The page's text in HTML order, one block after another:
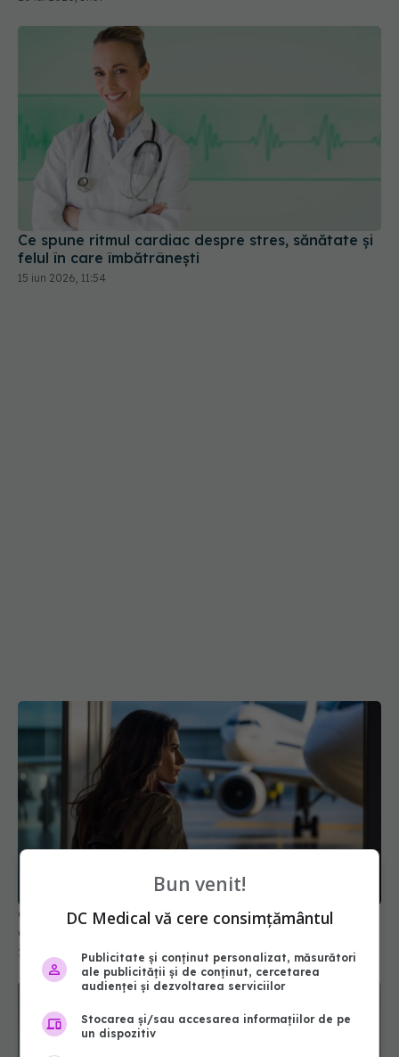
Ce spune ritmul cardiac despre stres, sănătate și
felul în care îmbătrânești
15 iun 2026, 11:54
Greșeala banală pe care o fac mulți pasageri în
avion
25 apr 2026, 18:00
Bun venit!
DC Medical vă cere consimțământul
Publicitate și conținut personalizat, măsurători
ale publicității și de conținut, cercetarea
audienței și dezvoltarea serviciilor
Stocarea și/sau accesarea informațiilor de pe
un dispozitiv